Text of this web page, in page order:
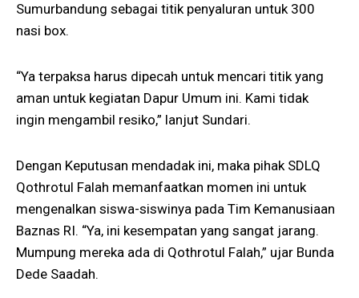
Sumurbandung sebagai titik penyaluran untuk 300
nasi box.
“Ya terpaksa harus dipecah untuk mencari titik yang
aman untuk kegiatan Dapur Umum ini. Kami tidak
ingin mengambil resiko,” lanjut Sundari.
Dengan Keputusan mendadak ini, maka pihak SDLQ
Qothrotul Falah memanfaatkan momen ini untuk
mengenalkan siswa-siswinya pada Tim Kemanusiaan
Baznas RI. “Ya, ini kesempatan yang sangat jarang.
Mumpung mereka ada di Qothrotul Falah,” ujar Bunda
Dede Saadah.